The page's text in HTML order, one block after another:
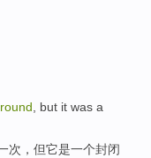
but it was a
次 ， 但它是一个封闭